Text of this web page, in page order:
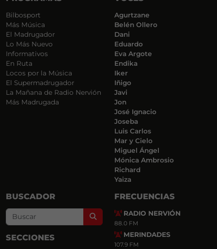
Bilbosport
Más Música
El Madrugador
Lo Más Nuevo
Informativos
En Ruta
Locos por la Música
El Supermadrugador
La Mañana de Radio Nervión
Más Madrugada
Agurtzane
Belén Ollero
Dani
Eduardo
Eva Argote
Endika
Iker
Iñigo
Javi
Jon
José Ignacio
Joseba
Luis Carlos
Mar y Cielo
Miguel Ángel
Mónica Ambrosio
Richard
Yaiza
BUSCADOR
Search
SECCIONES
FRECUENCIAS
RADIO NERVIÓN
88.0 FM
MERINDADES
107.9 FM